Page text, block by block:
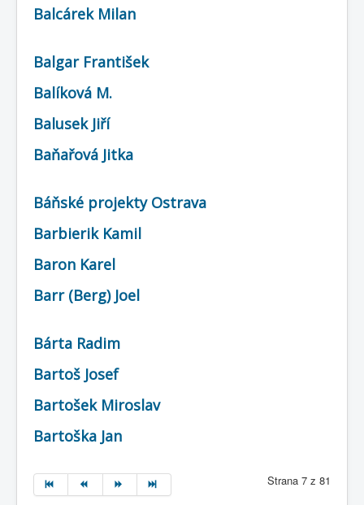
Balcárek Milan
Balgar František
Balíková M.
Balusek Jiří
Baňařová Jitka
Báňské projekty Ostrava
Barbierik Kamil
Baron Karel
Barr (Berg) Joel
Bárta Radim
Bartoš Josef
Bartošek Miroslav
Bartoška Jan
Strana 7 z 81